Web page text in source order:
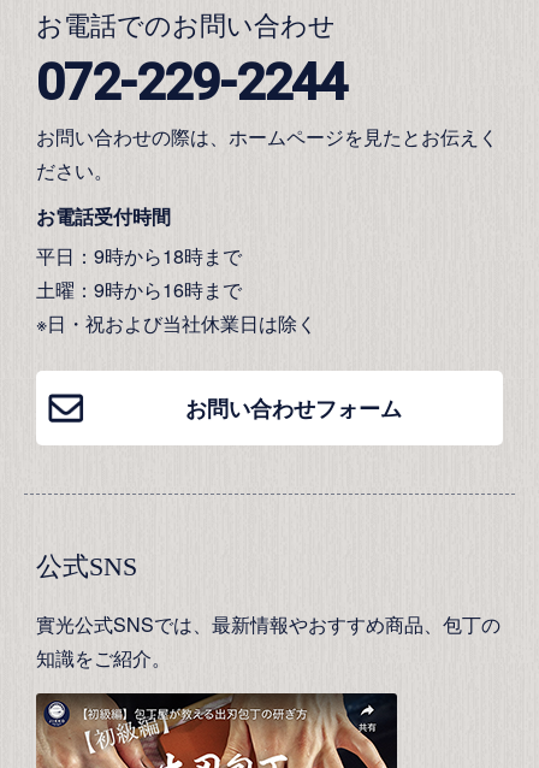
お電話でのお問い合わせ
072-229-2244
お問い合わせの際は、ホームページを見たとお伝えく
ださい。
お電話受付時間
平日：9時から18時まで
土曜：9時から16時まで
※日・祝および当社休業日は除く
お問い合わせフォーム
公式SNS
實光公式SNSでは、最新情報やおすすめ商品、包丁の
知識をご紹介。